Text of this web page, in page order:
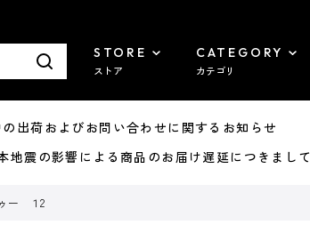
STORE
ストア
CATEGORY
カテゴリ
荷およびお問い合わせに関するお知らせ
震の影響による商品のお届け遅延につきまして
ー １2